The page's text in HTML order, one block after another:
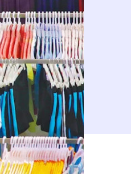
liki 500